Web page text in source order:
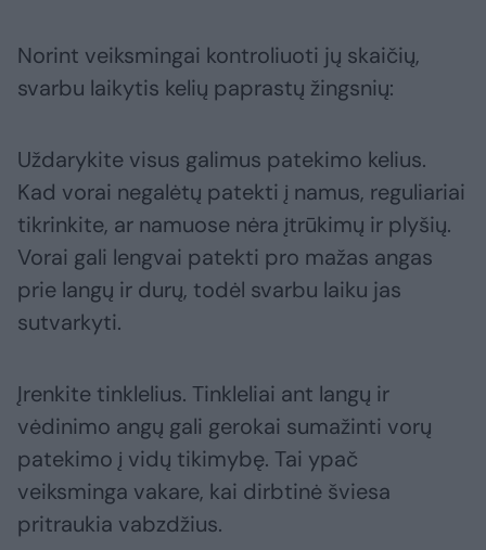
Norint veiksmingai kontroliuoti jų skaičių,
svarbu laikytis kelių paprastų žingsnių:
Uždarykite visus galimus patekimo kelius.
Kad vorai negalėtų patekti į namus, reguliariai
tikrinkite, ar namuose nėra įtrūkimų ir plyšių.
Vorai gali lengvai patekti pro mažas angas
prie langų ir durų, todėl svarbu laiku jas
sutvarkyti.
Įrenkite tinklelius. Tinkleliai ant langų ir
vėdinimo angų gali gerokai sumažinti vorų
patekimo į vidų tikimybę. Tai ypač
veiksminga vakare, kai dirbtinė šviesa
pritraukia vabzdžius.